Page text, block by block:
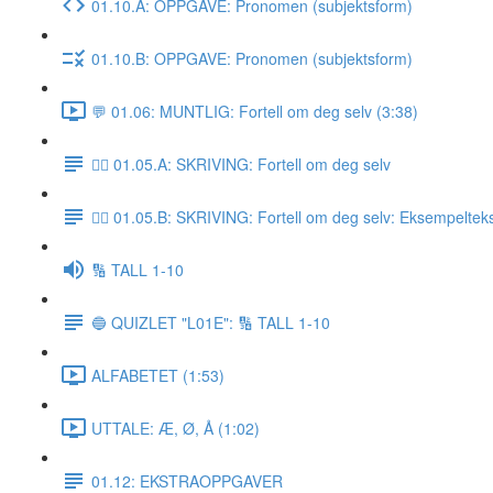
01.10.A: OPPGAVE: Pronomen (subjektsform)
01.10.B: OPPGAVE: Pronomen (subjektsform)
💬 01.06: MUNTLIG: Fortell om deg selv (3:38)
✍🏼 01.05.A: SKRIVING: Fortell om deg selv
✍🏼 01.05.B: SKRIVING: Fortell om deg selv:
🔢 TALL 1-10
🔵 QUIZLET "L01E": 🔢 TALL 1-10
ALFABETET (1:53)
UTTALE: Æ, Ø, Å (1:02)
01.12: EKSTRAOPPGAVER